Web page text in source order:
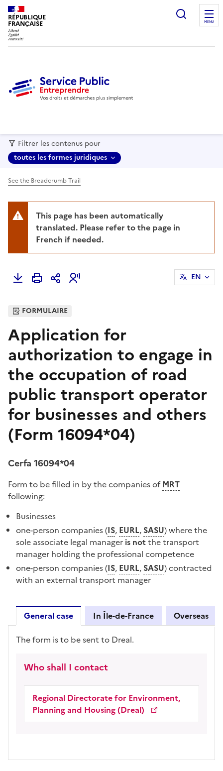
RÉPUBLIQUE
FRANÇAISE MENU
Filtrer les contenus pour
toutes les formes juridiques
See the Breadcrumb Trail
This page has been automatically
translated. Please refer to the page in
French if needed.
EN
FORMULAIRE
Application for
authorization to engage in
the occupation of road
public transport operator
for businesses and others
(Form 16094*04)
Cerfa 16094*04
Form to be filled in by the companies ofMRT
following:
Businesses
one-person companies (IS, EURL, SASU) where the
sole associate legal manager is notthe transport
manager holding the professional competence
one-person companies (IS, EURL, SASU) contracted
with an external transport manager
General case In Île-de-France Overseas
General case
The form is to be sent to Dreal.
Who shall I contact
Regional Directorate for Environment,
Planning and Housing (Dreal)